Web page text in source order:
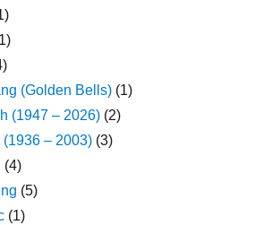
(Golden Bells) (1)
(1947 – 2026) (2)
(1936 – 2003) (3)
(4)
(5)
(1)